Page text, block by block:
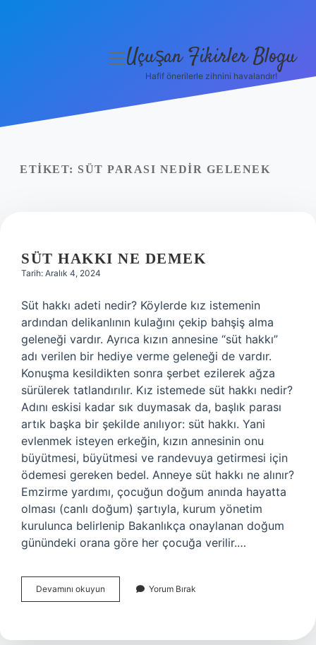
Yasal Uyarı
menüyü
Uçuşan Fikirler Blogu
Hafif önerilerle zihnini havalandır!
ETIKET: SÜT PARASI NEDIR GELENEK
SÜT HAKKI NE DEMEK
Tarih: Aralık 4, 2024
Süt hakkı adeti nedir? Köylerde kız istemenin
ardından delikanlının kulağını çekip bahşiş alma
geleneği vardır. Ayrıca kızın annesine “süt hakkı”
adı verilen bir hediye verme geleneği de vardır.
Konuşma kesildikten sonra şerbet ezilerek ağza
sürülerek tatlandırılır. Kız istemede süt hakkı nedir?
Adını eskisi kadar sık ​​duymasak da, başlık parası
artık başka bir şekilde anılıyor: süt hakkı. Yani
evlenmek isteyen erkeğin, kızın annesinin onu
büyütmesi, büyütmesi ve randevuya getirmesi için
ödemesi gereken bedel. Anneye süt hakkı ne alınır?
Emzirme yardımı, çocuğun doğum anında hayatta
olması (canlı doğum) şartıyla, kurum yönetim
kurulunca belirlenip Bakanlıkça onaylanan doğum
günündeki orana göre her çocuğa verilir.…
Devamını okuyun
Hakkı
Yorum Bırak